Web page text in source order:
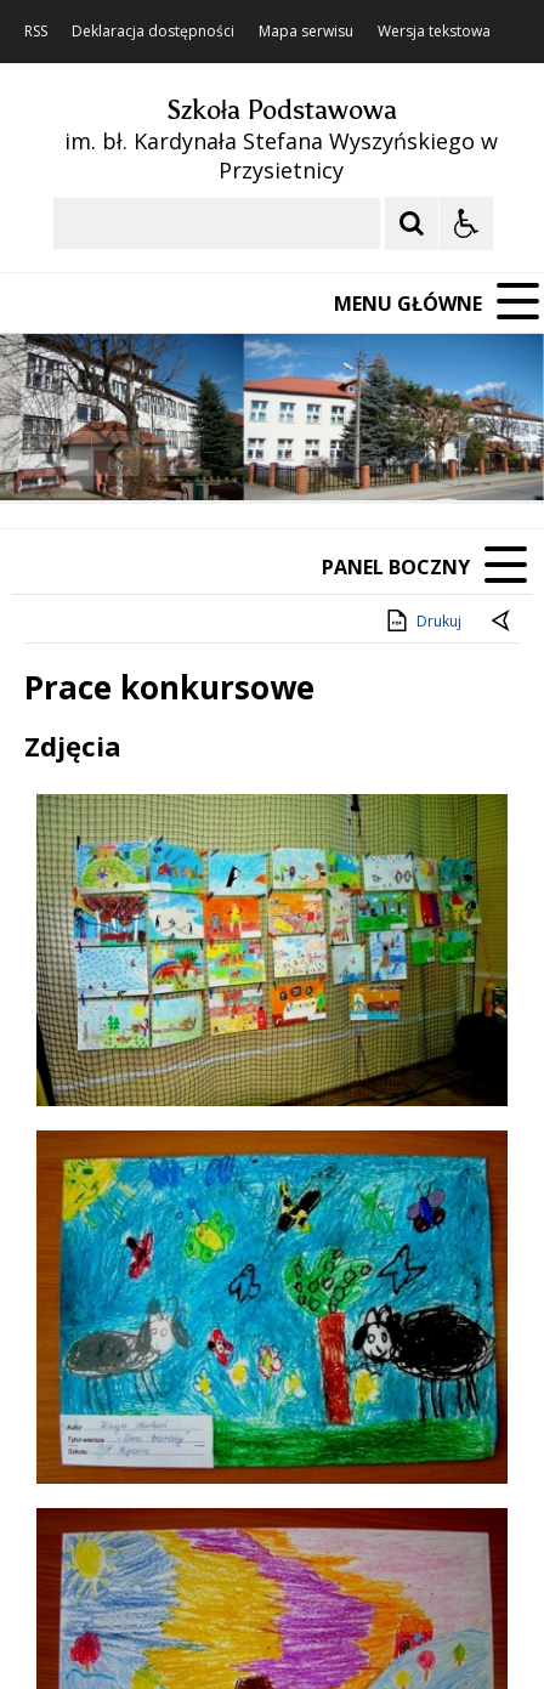
RSS Deklaracja dostępności Mapa serwisu Wersja tekstowa
Szkoła Podstawowa
im. bł. Kardynała Stefana Wyszyńskiego w
Przysietnicy
MENU GŁÓWNE
Poprzedni Element
Następny Element
❚❚
PANEL BOCZNY
Drukuj
Prace konkursowe
Treść
Zdjęcia